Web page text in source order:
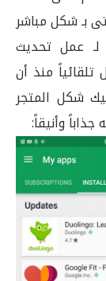
بـ شكل مباشر
لـ عمل تحديث
منذ أن
شكل المتجر
وأنيقاً: